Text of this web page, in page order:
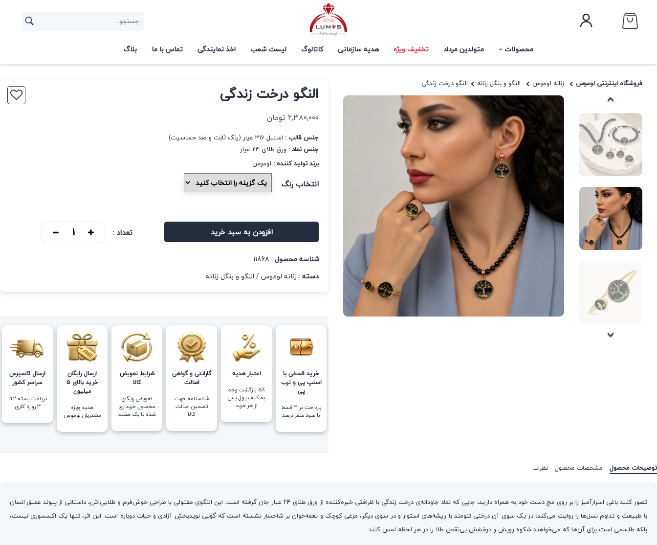
محصولات متولدین مرداد تخفیف ویژه هدیه سازمانی کاتالوگ لیست شعب اخذ نمایندگی تماس با ما بلاگ
فروشگاه اینترنتی لوموس زنانه لوموس النگو و بنگل زنانه النگو درخت زندگی النگو درخت زندگی
۲,۳۸۰,۰۰۰تومان
جنس قالب : استیل 316 عیار (رنگ ثابت و ضد حساسیت)
جنس نماد : ورق طلای 24 عیار
برند تولید کننده : لوموس
انتخاب رنگ
افزودن به سبد خرید تعداد :
شناسه محصول : 11868
دسته :زنانه لوموس/ النگو و بنگل زنانه
خرید قسطی با
اسنپ پی و ترب
پی
پرداخت در 4 قسط
با سود صفر درصد
اعتبار هدیه
5٪ بازگشت وجه
به کیف پول پس
از هر خرید
گارانتی و گواهی
اصالت
شناسنامه جهت
تضمین اصالت
کالا
شرایط تعویض
کالا
تعویض رایگان
محصول خریداری
شده تا یک هفته
ارسال رایگان
خرید بالای 5
میلیون
هدیه ویژه
مشتریان لوموس
ارسال اکسپرس
سراسر کشور
دریافت بسته ۲ تا
۳ روزه کاری
توضیحات محصول مشخصات محصول نظرات
تصور کنید باغی اسرارآمیز را بر روی مچ دست خود به همراه دارید، جایی که نماد جاودانه‌ی درخت زندگی با ظرافتی خیره‌کننده از ورق طلای ۲۴ عیار جان گرفته است. این النگوی مفتولی با طراحی خوش‌فرم و طلایی‌اش، داستانی از پیوند عمیق انسان
با طبیعت و تداوم نسل‌ها را روایت می‌کند؛ در یک سوی آن درختی تنومند با ریشه‌های استوار و در سوی دیگر، مرغی کوچک و نغمه‌خوان بر شاخسار نشسته است که گویی نویدبخشِ آزادی و حیات دوباره است. این اثر، تنها یک اکسسوری نیست،
بلکه طلسمی است برای آن‌ها که می‌خواهند شکوهِ رویش و درخششِ بی‌نقص طلا را در هر لحظه لمس کنند.